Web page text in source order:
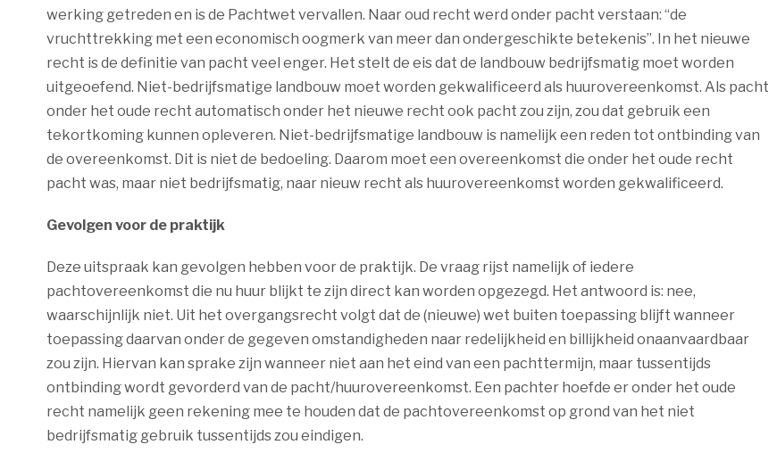
werking getreden en is de Pachtwet vervallen. Naar oud recht werd onder pacht verstaan: “de
vruchttrekking met een economisch oogmerk van meer dan ondergeschikte betekenis”. In het nieuwe
recht is de definitie van pacht veel enger. Het stelt de eis dat de landbouw bedrijfsmatig moet worden
uitgeoefend. Niet-bedrijfsmatige landbouw moet worden gekwalificeerd als huurovereenkomst. Als pacht
onder het oude recht automatisch onder het nieuwe recht ook pacht zou zijn, zou dat gebruik een
tekortkoming kunnen opleveren. Niet-bedrijfsmatige landbouw is namelijk een reden tot ontbinding van
de overeenkomst. Dit is niet de bedoeling. Daarom moet een overeenkomst die onder het oude recht
pacht was, maar niet bedrijfsmatig, naar nieuw recht als huurovereenkomst worden gekwalificeerd.
Gevolgen voor de praktijk
Deze uitspraak kan gevolgen hebben voor de praktijk. De vraag rijst namelijk of iedere
pachtovereenkomst die nu huur blijkt te zijn direct kan worden opgezegd. Het antwoord is: nee,
waarschijnlijk niet. Uit het overgangsrecht volgt dat de (nieuwe) wet buiten toepassing blijft wanneer
toepassing daarvan onder de gegeven omstandigheden naar redelijkheid en billijkheid onaanvaardbaar
zou zijn. Hiervan kan sprake zijn wanneer niet aan het eind van een pachttermijn, maar tussentijds
ontbinding wordt gevorderd van de pacht/huurovereenkomst. Een pachter hoefde er onder het oude
recht namelijk geen rekening mee te houden dat de pachtovereenkomst op grond van het niet
bedrijfsmatig gebruik tussentijds zou eindigen.